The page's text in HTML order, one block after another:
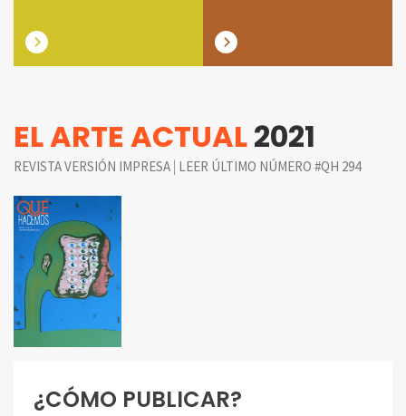
EL ARTE ACTUAL2021
REVISTA VERSIÓN IMPRESA | LEER ÚLTIMO NÚMERO #QH 294
¿CÓMO PUBLICAR?